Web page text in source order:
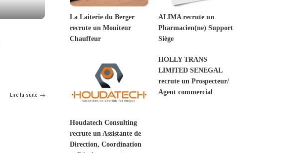
Lire la suite
La Laiterie du Berger
recrute un Moniteur
Chauffeur
ALIMA recrute un
Pharmacien(ne) Support
Siège
Houdatech Consulting
recrute un Assistante de
Direction, Coordination
HOLLY TRANS
LIMITED SENEGAL
recrute un Prospecteur/
Agent commercial